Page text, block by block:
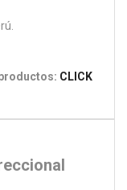
productos: CLICK